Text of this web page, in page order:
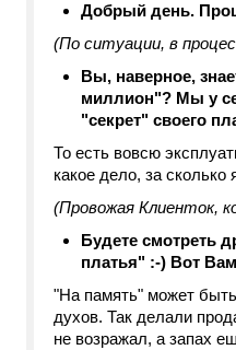
Добрый день.
(По ситуации, в
Вы, наверное,
миллион"? Мы у
"секрет" своего
То есть вовсю
какое дело, за сколько
(Провожая Клиенток,
Будете смотреть
платья" :-) Вот
"На память" может
духов. Так делали
не возражал, а запах